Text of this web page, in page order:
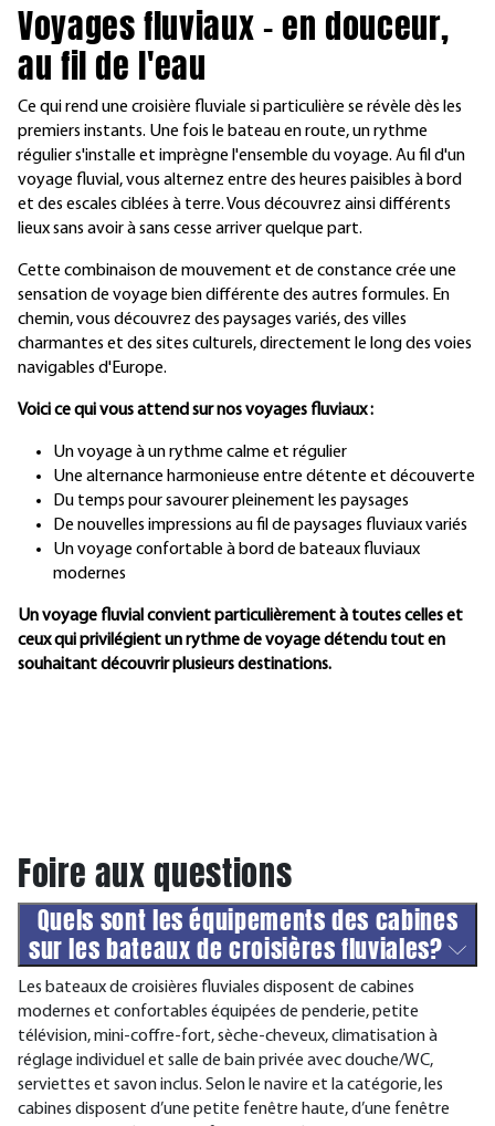
Voyages fluviaux – en douceur,
au fil de l'eau
Ce qui rend une croisière fluviale si particulière se révèle dès les
premiers instants. Une fois le bateau en route, un rythme
régulier s'installe et imprègne l'ensemble du voyage. Au fil d'un
voyage fluvial, vous alternez entre des heures paisibles à bord
et des escales ciblées à terre. Vous découvrez ainsi différents
lieux sans avoir à sans cesse arriver quelque part.
Cette combinaison de mouvement et de constance crée une
sensation de voyage bien différente des autres formules. En
chemin, vous découvrez des paysages variés, des villes
charmantes et des sites culturels, directement le long des voies
navigables d'Europe.
Voici ce qui vous attend sur nos voyages fluviaux :
Un voyage à un rythme calme et régulier
Une alternance harmonieuse entre détente et découverte
Du temps pour savourer pleinement les paysages
De nouvelles impressions au fil de paysages fluviaux variés
Un voyage confortable à bord de bateaux fluviaux
modernes
Un voyage fluvial convient particulièrement à toutes celles et
ceux qui privilégient un rythme de voyage détendu tout en
souhaitant découvrir plusieurs destinations.
Foire aux questions
Quels sont les équipements des cabines
sur les bateaux de croisières fluviales?
Les bateaux de croisières fluviales disposent de cabines
modernes et confortables équipées de penderie, petite
télévision, mini-coffre-fort, sèche-cheveux, climatisation à
réglage individuel et salle de bain privée avec douche/WC,
serviettes et savon inclus. Selon le navire et la catégorie, les
cabines disposent d’une petite fenêtre haute, d’une fenêtre